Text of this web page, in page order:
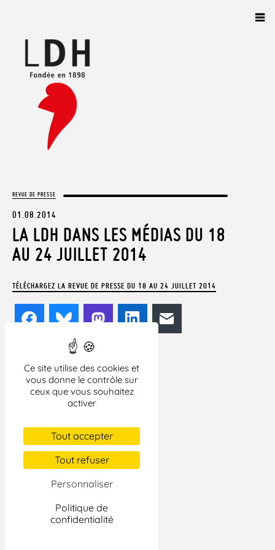
Ce site utilise des cookies et
vous donne le contrôle sur
ceux que vous souhaitez
activer
Tout accepter
Tout refuser
Personnaliser
Politique de
confidentialité
REVUE DE PRESSE
01.08.2014
LA LDH DANS LES MÉDIAS DU 18
AU 24 JUILLET 2014
TÉLÉCHARGEZ LA REVUE DE PRESSE DU 18 AU 24 JUILLET 2014
FacebookBlueskyMastodon
LinkedIn